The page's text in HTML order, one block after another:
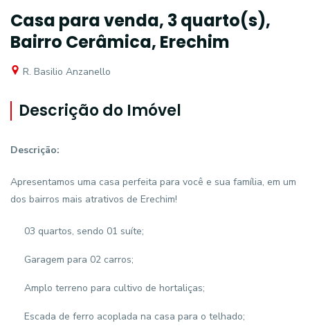
Casa para venda, 3 quarto(s),
Bairro Cerâmica, Erechim
R. Basilio Anzanello
Descrição do Imóvel
Descrição:
Apresentamos uma casa perfeita para você e sua família, em um
dos bairros mais atrativos de Erechim!
03 quartos, sendo 01 suíte;
Garagem para 02 carros;
Amplo terreno para cultivo de hortaliças;
Escada de ferro acoplada na casa para o telhado;